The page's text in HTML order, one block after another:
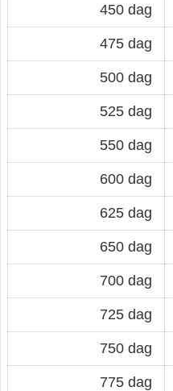
450 dag
475 dag
500 dag
525 dag
550 dag
600 dag
625 dag
650 dag
700 dag
725 dag
750 dag
775 dag